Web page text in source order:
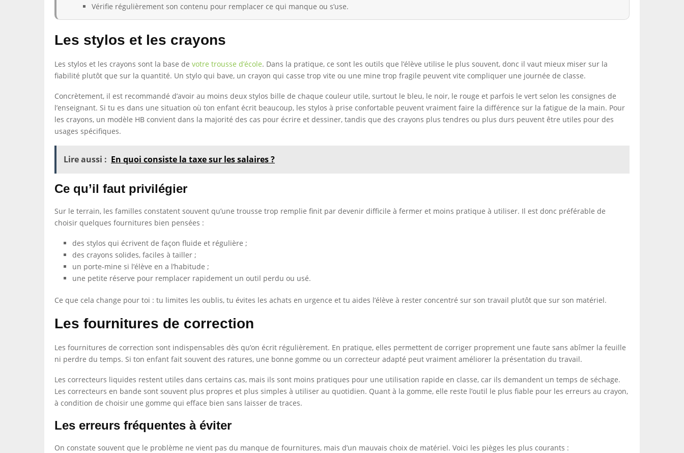
Vérifie régulièrement son contenu pour remplacer ce qui manque ou s’use.
Les stylos et les crayons
Les stylos et les crayons sont la base de votre trousse d’école. Dans la pratique, ce sont les outils que l’élève utilise le plus souvent, donc il vaut mieux miser sur la
fiabilité plutôt que sur la quantité. Un stylo qui bave, un crayon qui casse trop vite ou une mine trop fragile peuvent vite compliquer une journée de classe.
Concrètement, il est recommandé d’avoir au moins deux stylos bille de chaque couleur utile, surtout le bleu, le noir, le rouge et parfois le vert selon les consignes de
l’enseignant. Si tu es dans une situation où ton enfant écrit beaucoup, les stylos à prise confortable peuvent vraiment faire la différence sur la fatigue de la main. Pour
les crayons, un modèle HB convient dans la majorité des cas pour écrire et dessiner, tandis que des crayons plus tendres ou plus durs peuvent être utiles pour des
usages spécifiques.
Lire aussi : En quoi consiste la taxe sur les salaires ?
Ce qu’il faut privilégier
Sur le terrain, les familles constatent souvent qu’une trousse trop remplie finit par devenir difficile à fermer et moins pratique à utiliser. Il est donc préférable de
choisir quelques fournitures bien pensées :
des stylos qui écrivent de façon fluide et régulière ;
des crayons solides, faciles à tailler ;
un porte-mine si l’élève en a l’habitude ;
une petite réserve pour remplacer rapidement un outil perdu ou usé.
Ce que cela change pour toi : tu limites les oublis, tu évites les achats en urgence et tu aides l’élève à rester concentré sur son travail plutôt que sur son matériel.
Les fournitures de correction
Les fournitures de correction sont indispensables dès qu’on écrit régulièrement. En pratique, elles permettent de corriger proprement une faute sans abîmer la feuille
ni perdre du temps. Si ton enfant fait souvent des ratures, une bonne gomme ou un correcteur adapté peut vraiment améliorer la présentation du travail.
Les correcteurs liquides restent utiles dans certains cas, mais ils sont moins pratiques pour une utilisation rapide en classe, car ils demandent un temps de séchage.
Les correcteurs en bande sont souvent plus propres et plus simples à utiliser au quotidien. Quant à la gomme, elle reste l’outil le plus fiable pour les erreurs au crayon,
à condition de choisir une gomme qui efface bien sans laisser de traces.
Les erreurs fréquentes à éviter
On constate souvent que le problème ne vient pas du manque de fournitures, mais d’un mauvais choix de matériel. Voici les pièges les plus courants :